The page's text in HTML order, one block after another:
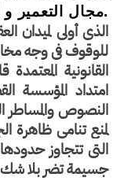
مجال التعمير و.
الذي أولي لميدان
للوقوف في وجه
القانونية
امتداد المؤسسة
النصوص والمساطر
لمنع تنامي ظاهرة
التي تتجاوز
جسيمة تضر بلا شك